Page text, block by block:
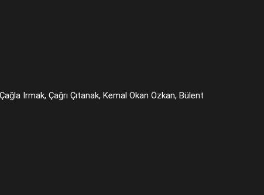
Irmak, Çağrı Çıtanak, Kemal Okan Özkan, Bülent